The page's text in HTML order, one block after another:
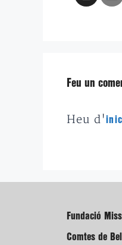
Feu un
Heu d'
Fundació
Comtes de